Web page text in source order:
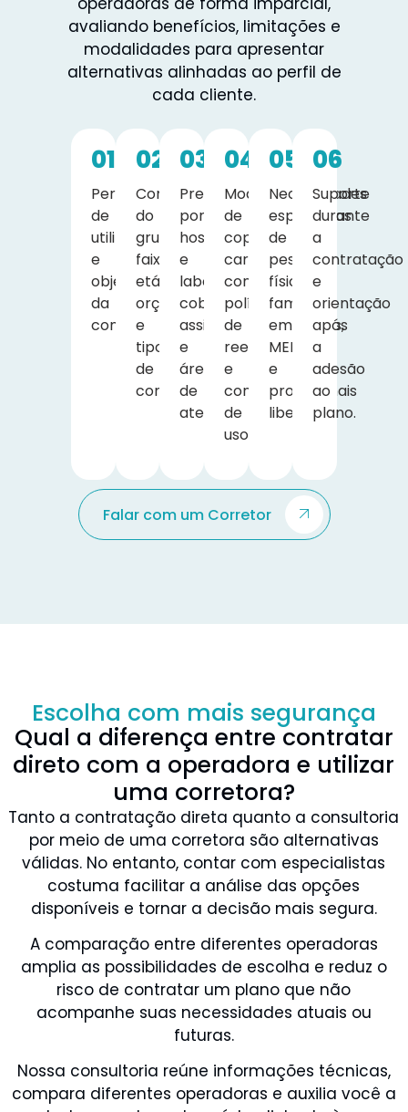
avaliando benefícios, limitações e
modalidades para apresentar
alternativas alinhadas ao perfil de
cada cliente.
01
Perfil
de
utilização
e
objetivos
da
contratação.
02
Composição
do
grupo,
faixa
etária,
orçamento
e
tipo
de
contratação.
03
Preferência
por
hospitais
e
laboratórios,
cobertura
assistencial
e
área
de
atendimento.
04
Modelo
de
coparticipação,
carências
contratuais,
política
de
reembolso
e
condições
de
uso.
05
Necessidades
específicas
de
pessoas
físicas,
famílias,
empresas,
MEIs
e
profissionais
liberais.
06
Suporte
durante
a
contratação
e
orientação
após
a
adesão
ao
plano.
Falar com um Corretor
Escolha com mais segurança
Qual a diferença entre contratar
direto com a operadora e utilizar
uma corretora?
Tanto a contratação direta quanto a consultoria
por meio de uma corretora são alternativas
válidas. No entanto, contar com especialistas
costuma facilitar a análise das opções
disponíveis e tornar a decisão mais segura.
A comparação entre diferentes operadoras
amplia as possibilidades de escolha e reduz o
risco de contratar um plano que não
acompanhe suas necessidades atuais ou
futuras.
Nossa consultoria reúne informações técnicas,
compara diferentes operadoras e auxilia você a